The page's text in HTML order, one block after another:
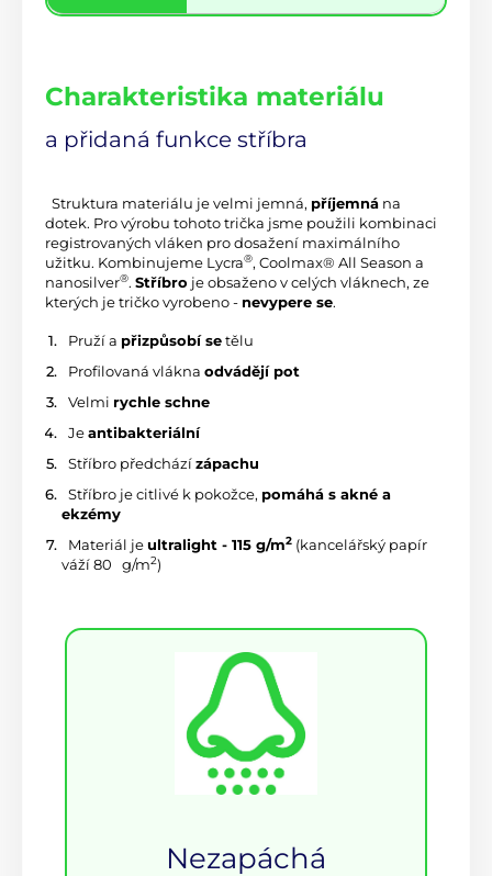
Charakteristika materiálu
a přidaná funkce stříbra
Struktura materiálu je velmi jemná, příjemná na
dotek. Pro výrobu tohoto trička jsme použili kombinaci
registrovaných vláken pro dosažení maximálního
užitku. Kombinujeme Lycra®, Coolmax® All Season a
nanosilver®. Stříbro je obsaženo v celých vláknech, ze
kterých je tričko vyrobeno - nevypere se.
Pruží a přizpůsobí se tělu
Profilovaná vlákna odvádějí pot
Velmi rychle schne
Je antibakteriální
Stříbro předchází zápachu
Stříbro je citlivé k pokožce, pomáhá s akné a
ekzémy
Materiál je ultralight - 115 g/m2 (kancelářský papír
váží 80
g/m2)
Nezapáchá